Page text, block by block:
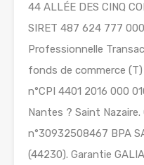
44 ALLÉE DES CINQ
SIRET 487 624 777
Professionnelle
fonds de commerce
n°CPI 4401 2016 000
Nantes ? Saint
n°30932508467 BPA
(44230). Garantie